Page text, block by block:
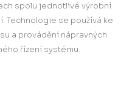
spolu jednotlivé výrobní
Technologie se používá ke
a provádění nápravných
řízení systému.